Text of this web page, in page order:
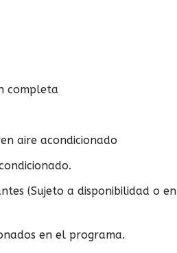
completa
aire acondicionado
(Sujeto a disponibilidad o en
en el programa.